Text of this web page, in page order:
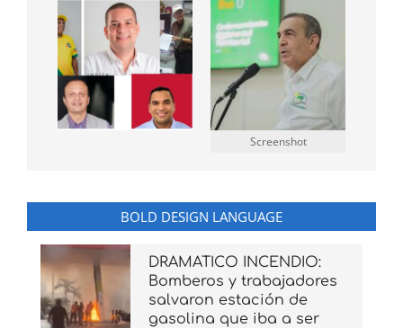
Screenshot
BOLD DESIGN LANGUAGE
DRAMATICO INCENDIO:
Bomberos y trabajadores
salvaron estación de
gasolina que iba a ser